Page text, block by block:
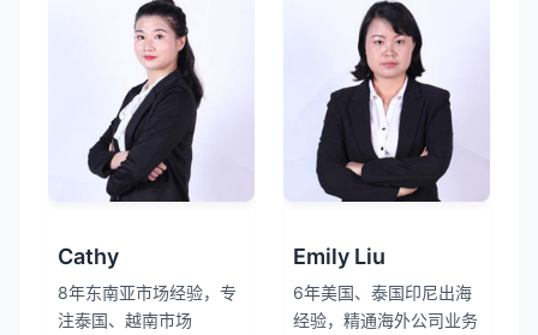
Cathy
8年东南亚市场经验，专
注泰国、越南市场
Emily Liu
6年美国、泰国印尼出海
经验，精通海外公司业务